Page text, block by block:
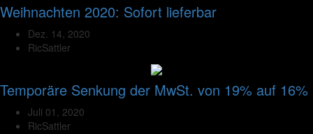
Weihnachten 2020: Sofort lieferbar
Dez. 14, 2020
RicSattler
Temporäre Senkung der MwSt. von 19% auf 16%
Juli 01, 2020
RicSattler